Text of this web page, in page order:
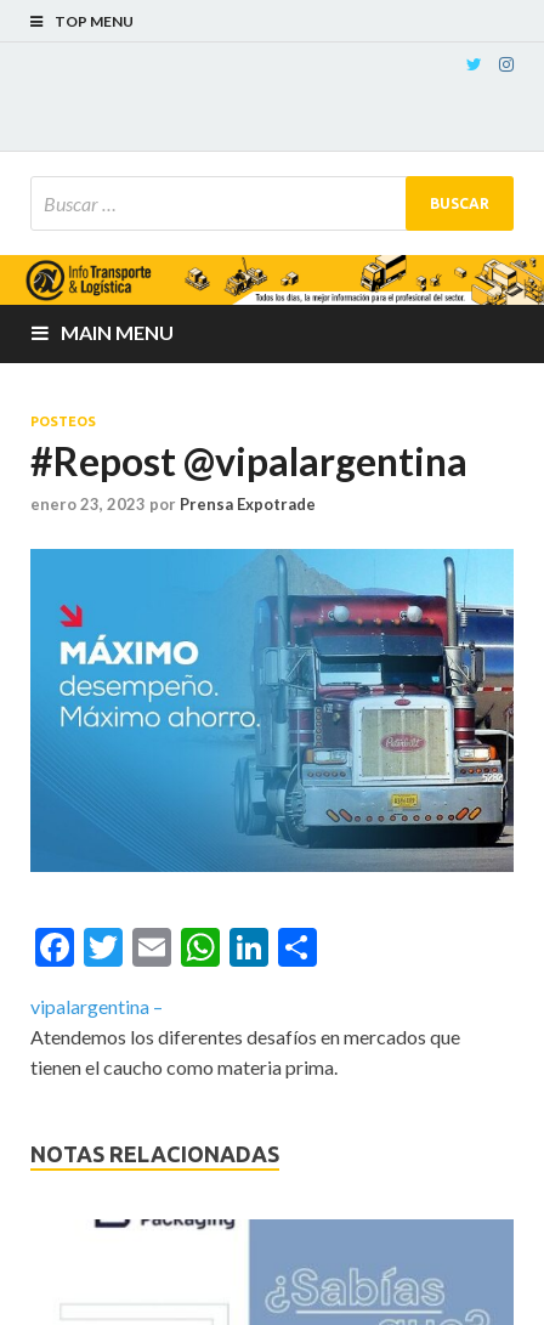
TOP MENU
MAIN MENU
POSTEOS
#Repost @vipalargentina
enero 23, 2023 por Prensa Expotrade
Facebook
Twitter
EmailWhatsApp
LinkedIn
vipalargentina –
Atendemos los diferentes desafíos en mercados que
tienen el caucho como materia prima.
NOTAS RELACIONADAS